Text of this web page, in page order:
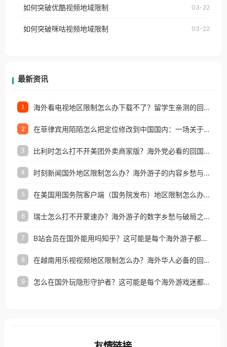
权限制所困扰。
制问题，且仅能在中国大陆地区播放。 遇到这个问题
户收听网易云音乐地区版权限制」的问题，无论人在
如何突破优酷视频地域限制 03-22
如何突破咪咕视频地域限制 03-22
最新资讯
1 海外看电视地区限制怎么办下载不了？留学生亲测的回国加速方案（附2026世界杯观赛技巧）
2 在菲律宾用陌陌怎么把定位修改到中国国内：一场关于归属感与连接的探索
3 比利时怎么打不开美团外卖商家版？海外党必看的回国加速全攻略
4 时刻新闻国外地区限制怎么办？海外游子的内容乡愁与破局之路
5 在美国用国务院客户端（国务院发布）地区限制怎么办？3步解决海外看国内内容难题
6 瑞士怎么打不开蒙速办？海外游子的数字乡愁与破局之路
7 B站会员在国外能用吗知乎？这可能是每个海外游子都问过的问题
8 在越南用乐视视频地区限制怎么办？海外华人必备的回国加速攻略
9 怎么在国外玩隐形守护者？这可能是每个海外游戏迷都问过的问题